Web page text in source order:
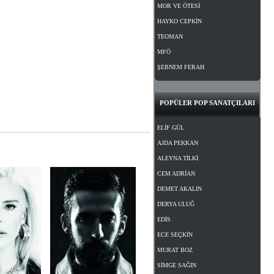
MOR VE ÖTESİ
HAYKO CEPKİN
TEOMAN
MFÖ
ŞEBNEM FERAH
POPÜLER POP SANATÇILARI
ELİF GÜL
AJDA PEKKAN
ALEYNA TİLKİ
CEM ADRİAN
DEMET AKALIN
DERYA ULUĞ
EDİS
ECE SEÇKİN
MURAT BOZ
SİMGE SAĞIN